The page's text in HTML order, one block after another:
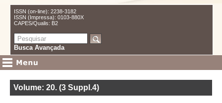
ISSN (on-line): 2238-3182
ISSN (Impressa): 0103-880X
CAPES/Qualis: B2
Busca Avançada
Volume: 20. (3 Suppl.4)